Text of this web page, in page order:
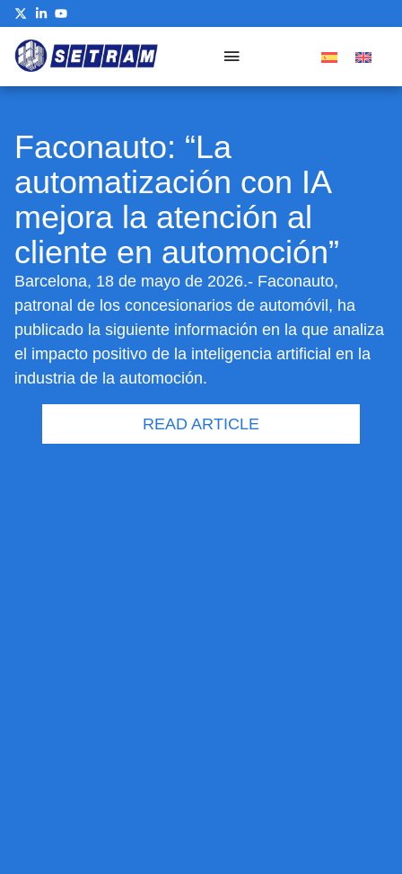
Faconauto: “La
automatización con IA
mejora la atención al
cliente en automoción”
Barcelona, 18 de mayo de 2026.- Faconauto,
patronal de los concesionarios de automóvil, ha
publicado la siguiente información en la que analiza
el impacto positivo de la inteligencia artificial en la
industria de la automoción.
READ ARTICLE